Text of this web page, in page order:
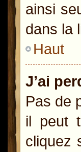
ainsi
dans la
Haut
J’ai
Pas de
il peut
cliquez